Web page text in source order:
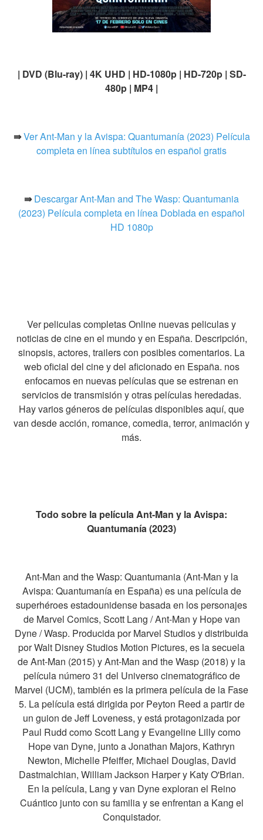
| DVD (Blu-ray) | 4K UHD | HD-1080p | HD-720p | SD-
480p | MP4 |
⇛Ver Ant-Man y la Avispa: Quantumanía (2023) Película
completa en línea subtítulos en español gratis
⇛ Descargar Ant-Man and The Wasp: Quantumania
(2023) Película completa en línea Doblada en español
HD 1080p
Ver peliculas completas Online nuevas peliculas y
noticias de cine en el mundo y en España. Descripción,
sinopsis, actores, trailers con posibles comentarios. La
web oficial del cine y del aficionado en España. nos
enfocamos en nuevas películas que se estrenan en
servicios de transmisión y otras películas heredadas.
Hay varios géneros de películas disponibles aquí, que
van desde acción, romance, comedia, terror, animación y
más.
Todo sobre la película Ant-Man y la Avispa:
Quantumanía (2023)
Ant-Man and the Wasp: Quantumania (Ant-Man y la
Avispa: Quantumanía en España) es una película de
superhéroes estadounidense basada en los personajes
de Marvel Comics, Scott Lang / Ant-Man y Hope van
Dyne / Wasp. Producida por Marvel Studios y distribuida
por Walt Disney Studios Motion Pictures, es la secuela
de Ant-Man (2015) y Ant-Man and the Wasp (2018) y la
película número 31 del Universo cinematográfico de
Marvel (UCM), también es la primera película de la Fase
5. La película está dirigida por Peyton Reed a partir de
un guion de Jeff Loveness, y está protagonizada por
Paul Rudd como Scott Lang y Evangeline Lilly como
Hope van Dyne, junto a Jonathan Majors, Kathryn
Newton, Michelle Pfeiffer, Michael Douglas, David
Dastmalchian, William Jackson Harper y Katy O'Brian.
En la película, Lang y van Dyne exploran el Reino
Cuántico junto con su familia y se enfrentan a Kang el
Conquistador.